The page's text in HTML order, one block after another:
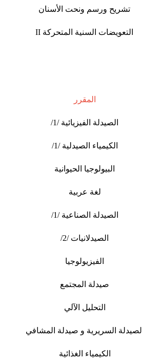
تشريح ورسم ونحت الأسنان
التعويضات السنية المتحركة II
المقرر
الصيدلة الفيزيائية /1/
الكيمياء الصيدلية /1/
البيولوجيا الحيوانية
لغة عربية
الصيدلة الصناعية /1/
الصيدلانيات /2/
الفيزيولوجيا
صيدلة المجتمع
التحليل الآلي
الصيدلة السريرية و صيدلة المشافي
الكيمياء الغذائية